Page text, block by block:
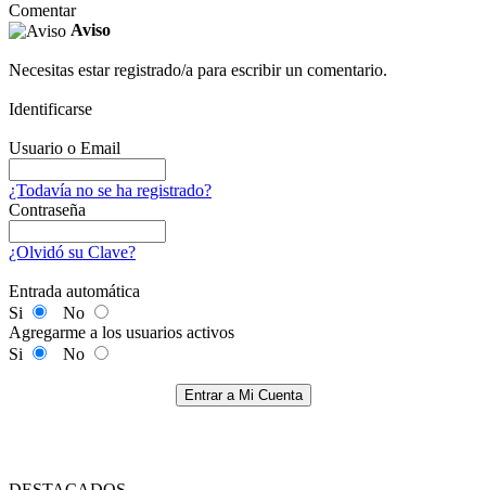
Comentar
Aviso
Necesitas estar registrado/a para escribir un comentario.
Identificarse
Usuario o Email
¿Todavía no se ha registrado?
Contraseña
¿Olvidó su Clave?
Entrada automática
Si
No
Agregarme a los usuarios activos
Si
No
Entrar a Mi Cuenta